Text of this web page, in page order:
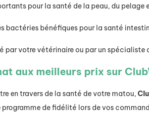
pour la santé de la peau, du pelage
bactéries bénéfiques pour la santé
par votre vétérinaire ou par un spécialiste
aux meilleurs prix sur
en travers de la santé de votre matou,
programme de fidélité lors de vos